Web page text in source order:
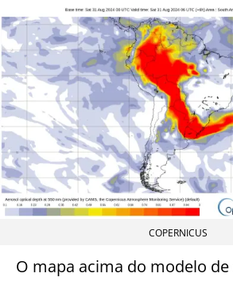
COPERNICUS
O mapa acima do modelo